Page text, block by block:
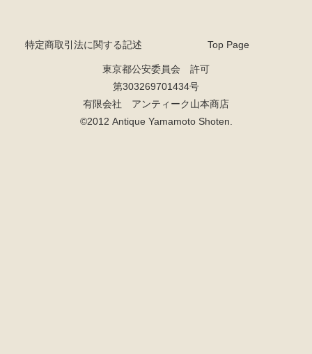
特定商取引法に関する記述 Top Page
東京都公安委員会 許可
第303269701434号
有限会社 アンティーク山本商店
©2012 Antique Yamamoto Shoten.